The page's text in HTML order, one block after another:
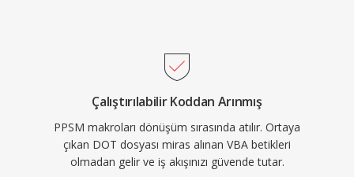
Çalıştırılabilir Koddan Arınmış
PPSM makroları dönüşüm sırasında atılır. Ortaya
çıkan DOT dosyası miras alınan VBA betikleri
olmadan gelir ve iş akışınızı güvende tutar.